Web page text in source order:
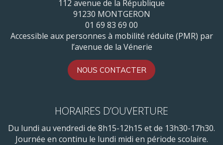
112 avenue de la République
91230 MONTGERON
01 69 83 69 00
Accessible aux personnes à mobilité réduite (PMR) par
l’avenue de la Vénerie
NOUS CONTACTER
HORAIRES D’OUVERTURE
Du lundi au vendredi de 8h15-12h15 et de 13h30-17h30.
Journée en continu le lundi midi en période scolaire.